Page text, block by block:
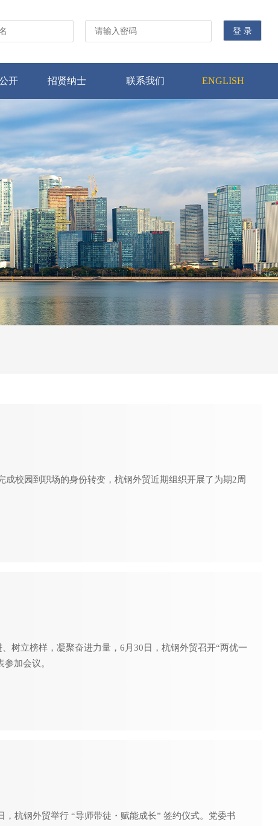
开 招贤纳士 联系我们 ENGLISH
校园到职场的身份转变，杭钢外贸近期组织开展了为期2周
立榜样，凝聚奋进力量，6月30日，杭钢外贸召开“两优一
加会议。
杭钢外贸举行 “导师带徒・赋能成长” 签约仪式。党委书